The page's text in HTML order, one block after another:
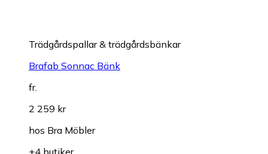
Trädgårdspallar & trädgårdsbänkar
Brafab Sonnac Bänk
fr.
2 259 kr
hos Bra Möbler
+4 butiker